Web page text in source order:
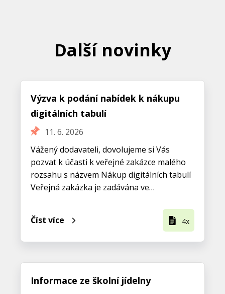
Další novinky
Výzva k podání nabídek k nákupu
digitálních tabulí
11. 6. 2026
Vážený dodavateli, dovolujeme si Vás
pozvat k účasti k veřejné zakázce malého
rozsahu s názvem Nákup digitálních tabulí
Veřejná zakázka je zadávána ve…
Číst více 4x
Informace ze školní jídelny